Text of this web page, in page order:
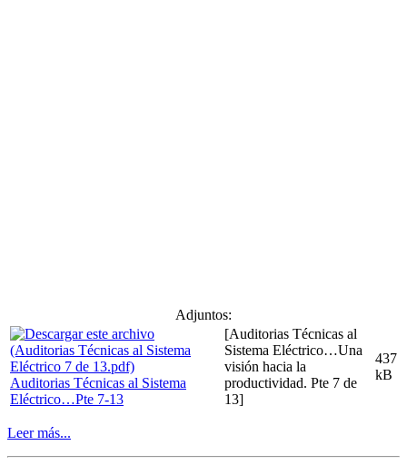
Adjuntos:
Auditorias Técnicas al Sistema
Eléctrico…Pte 7-13
[Auditorias Técnicas al
Sistema Eléctrico…Una
visión hacia la
productividad. Pte 7 de
13]
437
kB
Leer más...